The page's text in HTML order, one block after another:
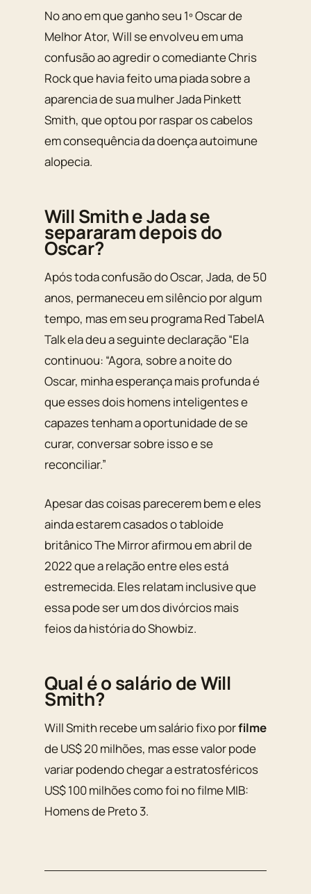
No ano em que ganho seu 1º Oscar de
Melhor Ator, Will se envolveu em uma
confusão ao agredir o comediante Chris
Rock que havia feito uma piada sobre a
aparencia de sua mulher Jada Pinkett
Smith, que optou por raspar os cabelos
em consequência da doença autoimune
alopecia.
Will Smith e Jada se
separaram depois do
Oscar?
Após toda confusão do Oscar, Jada, de 50
anos, permaneceu em silêncio por algum
tempo, mas em seu programa Red TabelA
Talk ela deu a seguinte declaração “Ela
continuou: “Agora, sobre a noite do
Oscar, minha esperança mais profunda é
que esses dois homens inteligentes e
capazes tenham a oportunidade de se
curar, conversar sobre isso e se
reconciliar.”
Apesar das coisas parecerem bem e eles
ainda estarem casados o tabloide
britânico The Mirror afirmou em abril de
2022 que a relação entre eles está
estremecida. Eles relatam inclusive que
essa pode ser um dos divórcios mais
feios da história do Showbiz.
Qual é o salário de Will
Smith?
Will Smith recebe um salário fixo porfilme
de US$ 20 milhões, mas esse valor pode
variar podendo chegar a estratosféricos
US$ 100 milhões como foi no filme MIB:
Homens de Preto 3.